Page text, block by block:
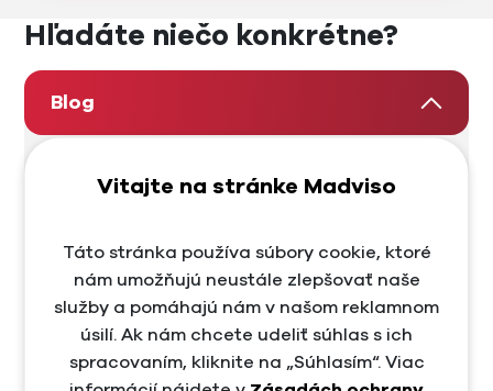
Hľadáte niečo konkrétne?
Blog
AI marketing
Content marketing
Copywriting
Vitajte na stránke Madviso
Táto stránka používa súbory cookie, ktoré
nám umožňujú neustále zlepšovať naše
služby a pomáhajú nám v našom reklamnom
úsilí. Ak nám chcete udeliť súhlas s ich
spracovaním, kliknite na „Súhlasím“. Viac